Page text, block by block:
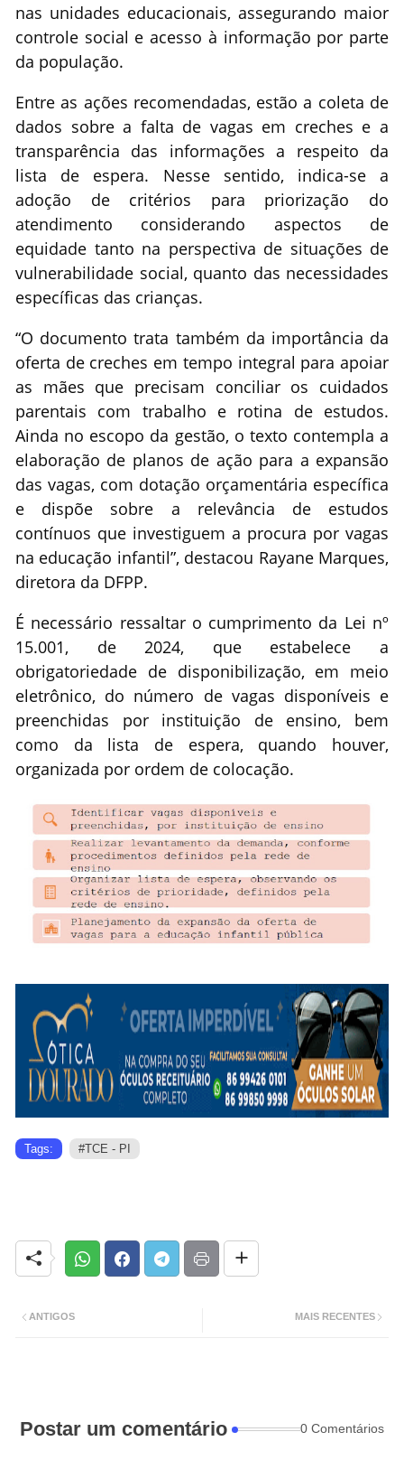
nas unidades educacionais, assegurando maior
controle social e acesso à informação por parte
da população.
Entre as ações recomendadas, estão a coleta de
dados sobre a falta de vagas em creches e a
transparência das informações a respeito da
lista de espera. Nesse sentido, indica-se a
adoção de critérios para priorização do
atendimento considerando aspectos de
equidade tanto na perspectiva de situações de
vulnerabilidade social, quanto das necessidades
específicas das crianças.
“O documento trata também da importância da
oferta de creches em tempo integral para apoiar
as mães que precisam conciliar os cuidados
parentais com trabalho e rotina de estudos.
Ainda no escopo da gestão, o texto contempla a
elaboração de planos de ação para a expansão
das vagas, com dotação orçamentária específica
e dispõe sobre a relevância de estudos
contínuos que investiguem a procura por vagas
na educação infantil”, destacou Rayane Marques,
diretora da DFPP.
É necessário ressaltar o cumprimento da Lei nº
15.001, de 2024, que estabelece a
obrigatoriedade de disponibilização, em meio
eletrônico, do número de vagas disponíveis e
preenchidas por instituição de ensino, bem
como da lista de espera, quando houver,
organizada por ordem de colocação.
Tags: #TCE - PI
MAIS RECENTES
ANTIGOS
Postar um comentário 0 Comentários